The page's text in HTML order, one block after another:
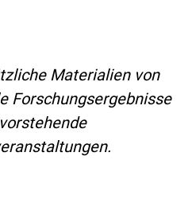
Materialien von
Forschungsergebnisse